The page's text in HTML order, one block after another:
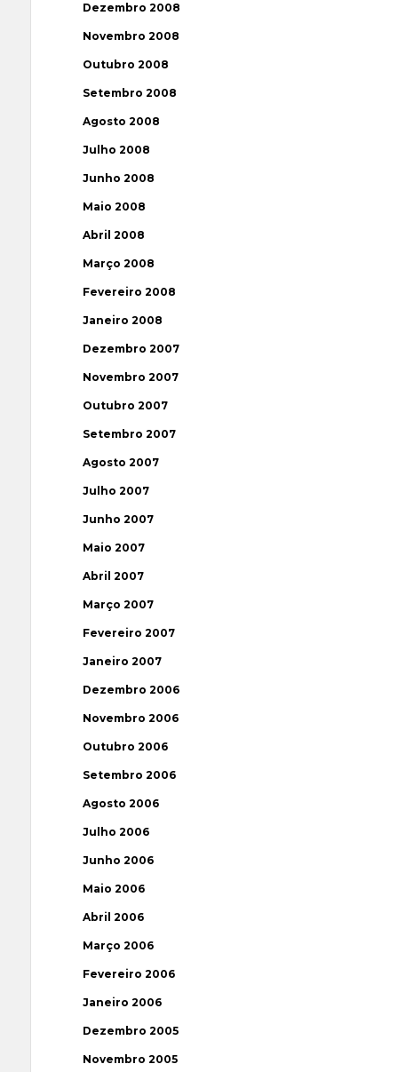
Dezembro 2008
Novembro 2008
Outubro 2008
Setembro 2008
Agosto 2008
Julho 2008
Junho 2008
Maio 2008
Abril 2008
Março 2008
Fevereiro 2008
Janeiro 2008
Dezembro 2007
Novembro 2007
Outubro 2007
Setembro 2007
Agosto 2007
Julho 2007
Junho 2007
Maio 2007
Abril 2007
Março 2007
Fevereiro 2007
Janeiro 2007
Dezembro 2006
Novembro 2006
Outubro 2006
Setembro 2006
Agosto 2006
Julho 2006
Junho 2006
Maio 2006
Abril 2006
Março 2006
Fevereiro 2006
Janeiro 2006
Dezembro 2005
Novembro 2005